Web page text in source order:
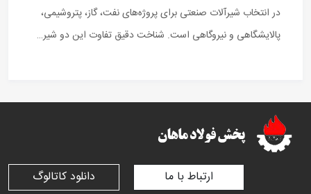
در انتخاب شیرآلات صنعتی برای پروژه‌های نفت، گاز، پتروشیمی،
پالایشگاهی و نیروگاهی است. شناخت دقیق تفاوت این دو شیر…
ارتباط با ما دانلود کاتالوگ